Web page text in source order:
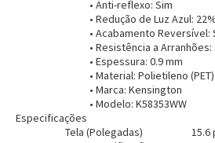
• Anti-reflexo: Sim
• Redução de Luz Azul:
• Acabamento Reversível:
• Resistência a Arranhões:
• Espessura: 0.9 mm
• Material: Polietileno (PET)
• Marca: Kensington
• Modelo: K58353WW
Especificações
Tela (Polegadas)
15.6